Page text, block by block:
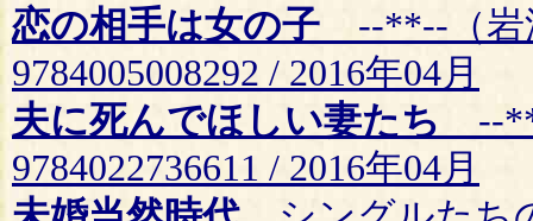
恋の相手は女の子 --**--（岩
9784005008292 / 2016年04月
夫に死んでほしい妻たち --
9784022736611 / 2016年04月